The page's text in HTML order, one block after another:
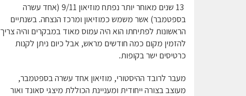
13 שנים מאוחר יותר נפתח מוזיאון 9/11 (אחד עשרה
בספטמבר) אשר משמש כמוזיאון ומרכז הנצחה. בשנתיים
הראשונות לפתיחתו הוא היה עמוס מאוד במבקרים והיה צריך
להזמין מקום כמה חודשים מראש, אבל כיום ניתן לקנות
כרטיסים ישר בקופות.
מעבר לרובד ההיסטורי, מוזיאון אחד עשרה בספטמבר,
מעוצב בצורה ייחודית ומעניינת הכוללת מיצגי סאונד ואור